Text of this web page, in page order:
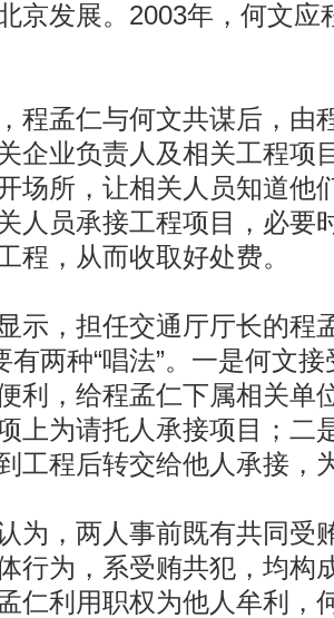
京发展。2003年，何文应
孟仁与何文共谋后，由
企业负责人及相关工程项
场所，让相关人员知道他
人员承接工程项目，必要
程，从而收取好处费。
，担任交通厅厅长的程
有两种“唱法”。一是何文
利，给程孟仁下属相关单
上为请托人承接项目；二
工程后转交给他人承接，
，两人事前既有共同受
行为，系受贿共犯，均构
仁利用职权为他人牟利，